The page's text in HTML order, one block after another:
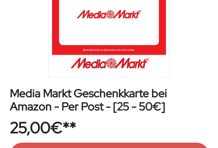
Media Markt Geschenkkarte bei
Amazon - Per Post - [25 - 50€]
25,00€